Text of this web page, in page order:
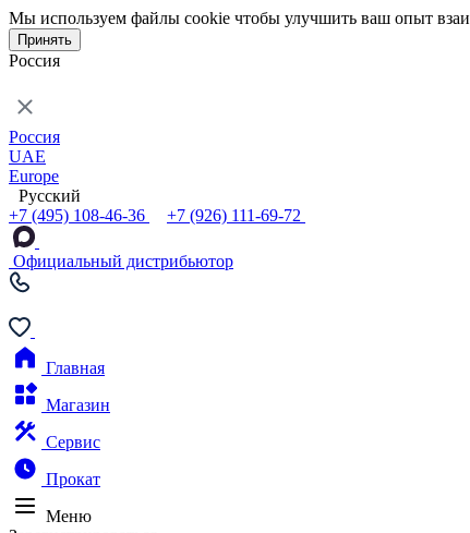
Мы используем файлы cookie чтобы улучшить ваш опыт
Принять
Россия
Россия
UAE
Europe
Русский
+7 (495) 108-46-36
+7 (926) 111-69-72
Официальный дистрибьютор
Главная
Магазин
Сервис
Прокат
Меню